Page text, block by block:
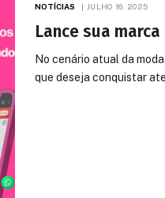
NOTÍCIAS JULHO 16, 2025
Lance sua
No cenário atual da
que deseja conquistar